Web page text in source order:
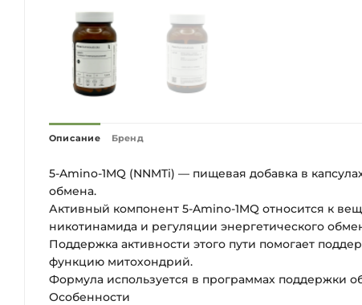
Описание Бренд
5-Amino-1MQ (NNMTi) — пищевая добавка в
обмена.
Активный компонент 5-Amino-1MQ относится к
никотинамида и регуляции энергетического
Поддержка активности этого пути помогает
функцию митохондрий.
Формула используется в программах поддержки
Особенности